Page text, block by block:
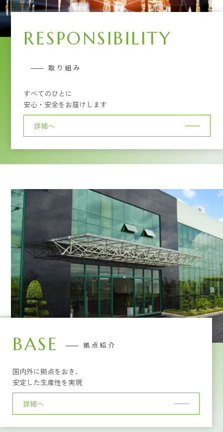
RESPONSIBILITY
取り組み
すべてのひとに
安心・安全をお届けします
詳細へ
BASE 拠点紹介
国内外に拠点をおき、
安定した生産性を実現
詳細へ